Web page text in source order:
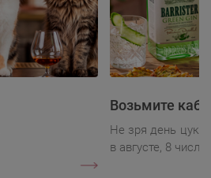
Возьмите
Не зря день
в августе, 8 числа.